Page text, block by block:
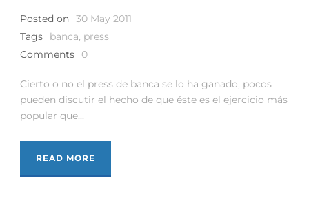
Posted on 30 May 2011
Tags
banca, press
Comments
0
Cierto o no el press de banca se lo ha ganado, pocos
pueden discutir el hecho de que éste es el ejercicio más
popular que...
READ MORE